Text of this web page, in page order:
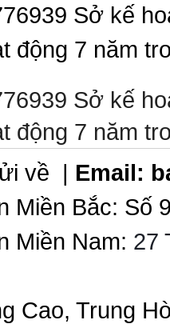
Sở kế
động 7 năm
Sở kế
động 7 năm
về | Email:
Miền Bắc:
Miền Nam: 27
Cao, Trung